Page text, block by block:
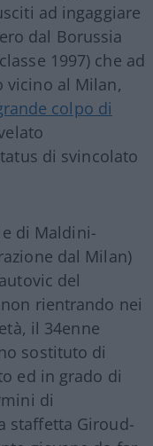
ad ingaggiare
dal Borussia
1997) che ad
vicino al Milan,
colpo di
di svincolato
di Maldini-
dal Milan)
del
rientrando nei
il 34enne
sostituto di
ed in grado di
di
staffetta Giroud-